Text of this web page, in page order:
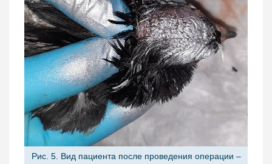
Рис. 5. Вид пациента после проведения операции –